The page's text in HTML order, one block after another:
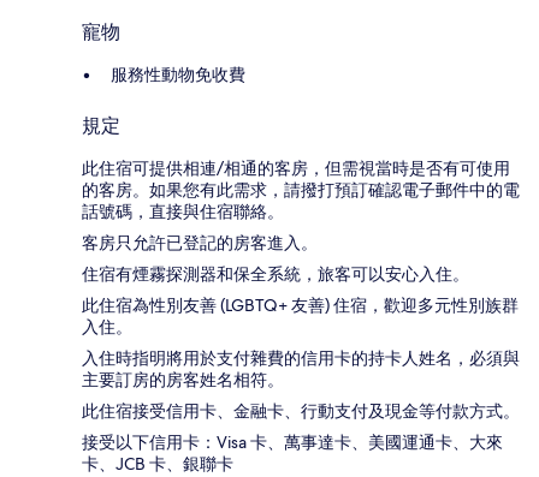
寵物
服務性動物免收費
規定
此住宿可提供相連/相通的客房，但需視當時是否有可使用
的客房。如果您有此需求，請撥打預訂確認電子郵件中的電
話號碼，直接與住宿聯絡。
客房只允許已登記的房客進入。
住宿有煙霧探測器和保全系統，旅客可以安心入住。
此住宿為性別友善 (LGBTQ+ 友善) 住宿，歡迎多元性別族群
入住。
入住時指明將用於支付雜費的信用卡的持卡人姓名，必須與
主要訂房的房客姓名相符。
此住宿接受信用卡、金融卡、行動支付及現金等付款方式。
接受以下信用卡：Visa 卡、萬事達卡、美國運通卡、大來
卡、JCB 卡、銀聯卡